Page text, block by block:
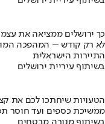
כך ירושלים ממציאה את
לא רק קודש – המהפכה
התיירות הישראלית
בשיתוף עיריית ירושלים
הטעויות שיחתכו לכם את
ממשיכת כספים ועד חוסר